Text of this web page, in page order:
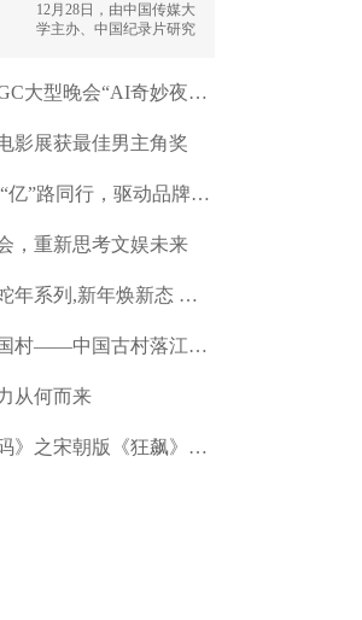
12月28日，由中国传媒大
学主办、中国纪录片研究
年”——中国纪录片学院奖
颁奖典礼在京成功举办。
央视新闻首场AIGC大型晚会“AI奇妙夜”即将开启
影展获最佳男主角奖
雅迪携手王鹤棣 “亿”路同行，驱动品牌年轻化价
，重新思考文娱未来
阿迪达斯轻运动蛇年系列,新年焕新态 携手演员陈
官宣！《点亮中国村——中国古村落江西行》融媒体
从何而来
《清明上河图密码》之宋朝版《狂飙》“青年赵不